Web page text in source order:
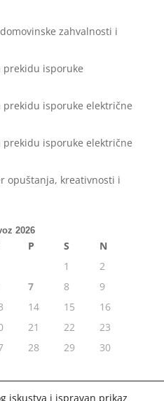
zahvalnosti i
prekidu isporuke
isporuke električne
isporuke električne
opuštanja, kreativnosti i
2026
P S
N
1
2
7 8
9
14 15
16
21 22
23
28 29
30
iskustva i ispravan prikaz